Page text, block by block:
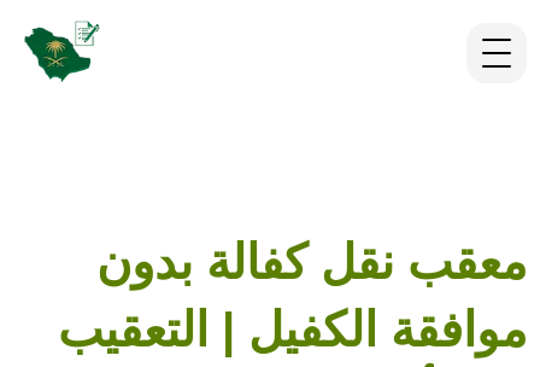
معقب نقل كفالة بدون
موافقة الكفيل | التعقيب